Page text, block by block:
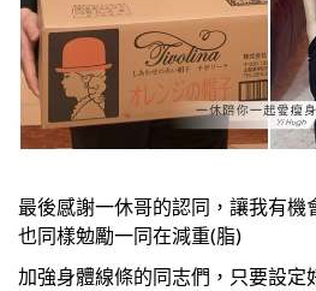
最後感謝一休哥的認同，讓我有機
也同樣勉勵一同在減重(脂)
加強身體線條的同志們，只要設定